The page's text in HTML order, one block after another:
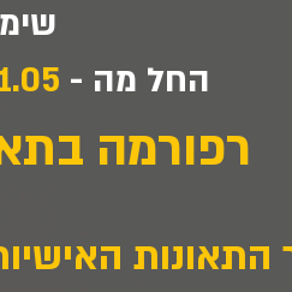
החל מה -
רפורמה
התאונות